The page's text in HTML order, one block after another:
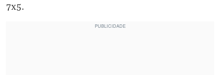
7x5.